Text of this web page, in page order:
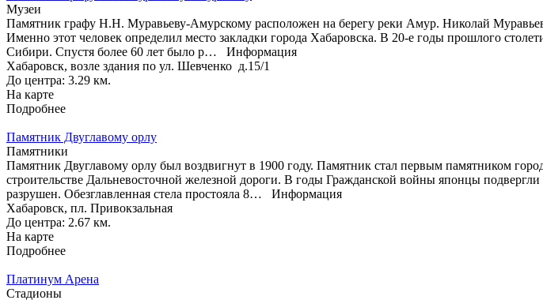
Музеи
Памятник графу Н.Н. Муравьеву-Амурскому расположен на берегу реки Амур. Николай
Именно этот человек определил место закладки города Хабаровска. В 20-е годы прошлого
Сибири. Спустя более 60 лет было р… Информация
Хабаровск, возле здания по ул. Шевченко д.15/1
До центра: 3.29 км.
На карте
Подробнее
Памятник Двуглавому орлу
Памятники
Памятник Двуглавому орлу был воздвигнут в 1900 году. Памятник стал первым памятником
строительстве Дальневосточной железной дороги. В годы Гражданской войны японцы
разрушен. Обезглавленная стела простояла 8… Информация
Хабаровск, пл. Привокзальная
До центра: 2.67 км.
На карте
Подробнее
Платинум Арена
Стадионы